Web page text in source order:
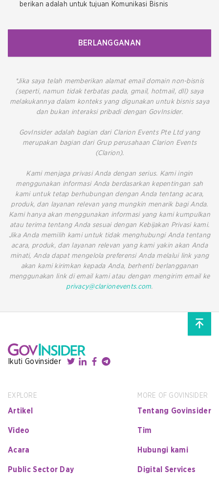
berikan adalah untuk tujuan Komunikasi Bisnis
BERLANGGANAN
*Jika saya telah memberikan alamat email domain non-bisnis
(seperti, namun tidak terbatas pada, gmail, hotmail, dll) saya
melakukannya dalam konteks yang digunakan untuk bisnis saya
dan bukan interaksi pribadi dengan GovInsider.
GovInsider adalah bagian dari Clarion Events Pte Ltd yang
merupakan bagian dari Grup perusahaan Clarion Events
(Clarion).
Kami menjaga privasi Anda dengan serius. Kami ingin
menggunakan informasi Anda berdasarkan kepentingan sah
kami untuk tetap berhubungan dengan Anda tentang acara,
produk, dan layanan relevan yang mungkin menarik bagi Anda.
Kami hanya akan menggunakan informasi yang kami kumpulkan
atau terima tentang Anda sesuai dengan Kebijakan Privasi kami.
Jika Anda memilih kami untuk tidak menghubungi Anda tentang
acara, produk, dan layanan relevan yang kami yakin akan Anda
minati, Anda dapat mengelola preferensi Anda melalui link yang
akan kami kirimkan kepada Anda, berhenti berlangganan
menggunakan link di email kami atau dengan mengirim email ke
privacy@clarionevents.com.
Ikuti Govinsider
EXPLORE
Artikel
Video
Acara
Public Sector Day
MORE OF GOVINSIDER
Tentang Govinsider
Tim
Hubungi kami
Digital Services